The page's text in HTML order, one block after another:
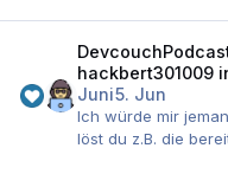
hackbert301009
Juni5. Jun
Ich würde mir
löst du z.B. die